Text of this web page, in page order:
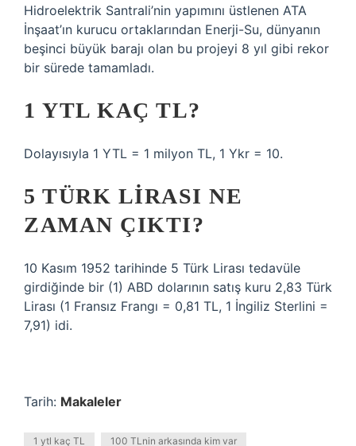
Hidroelektrik Santrali’nin yapımını üstlenen ATA
İnşaat’ın kurucu ortaklarından Enerji-Su, dünyanın
beşinci büyük barajı olan bu projeyi 8 yıl gibi rekor
bir sürede tamamladı.
1 YTL KAÇ TL?
Dolayısıyla 1 YTL = 1 milyon TL, 1 Ykr = 10.
5 TÜRK LIRASI NE
ZAMAN ÇIKTI?
10 Kasım 1952 tarihinde 5 Türk Lirası tedavüle
girdiğinde bir (1) ABD dolarının satış kuru 2,83 Türk
Lirası (1 Fransız Frangı = 0,81 TL, 1 İngiliz Sterlini =
7,91) idi.
Tarih: Makaleler
1 ytl kaç TL 100 TLnin arkasında kim var